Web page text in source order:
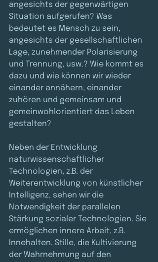
angesichts der gegenwärtigen
Situation aufgerufen? Was
bedeutet es Mensch zu sein,
angesichts der gesellschaftlichen
Lage, zunehmender Polarisierung
und Trennung, usw.? Wie kommt es
dazu und wie können wir wieder
einander annähern, einander
zuhören und gemeinsam und
gemeinwohlorientiert das Leben
gestalten?
Neben der Entwicklung
naturwissenschaftlicher
Technologien, z.B. der
Weiterentwicklung von künstlicher
Intelligenz, sehen wir die
Notwendigkeit der parallelen
Stärkung sozialer Technologien. Sie
ermöglichen innere Arbeit, z.B.
Innehalten, Stille, die Kultivierung
der Wahrnehmung auf den